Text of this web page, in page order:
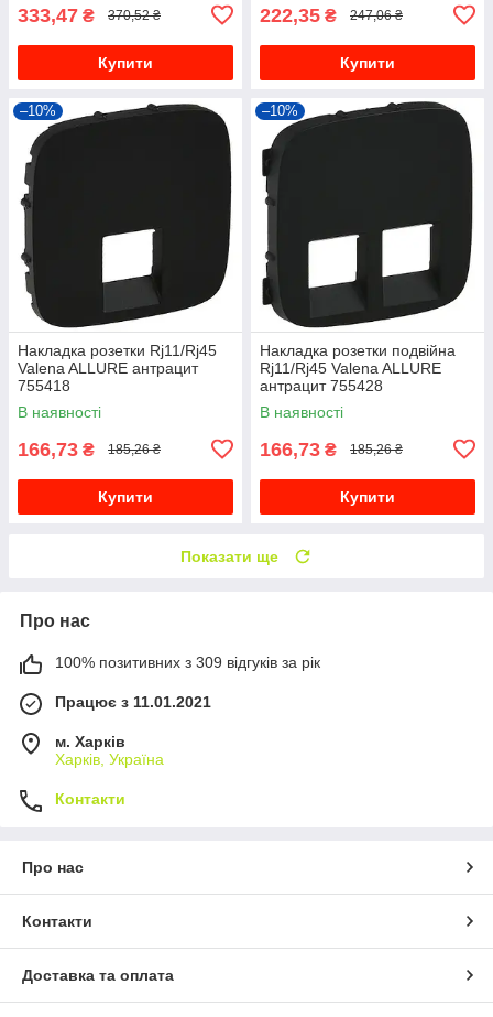
333,47 ₴ 370,52 ₴
Купити
222,35 ₴ 247,06 ₴
Купити
–10%
Накладка розетки Rj11/Rj45
Valena ALLURE антрацит
755418
В наявності
166,73 ₴ 185,26 ₴
Купити
–10%
Накладка розетки подвійна
Rj11/Rj45 Valena ALLURE
антрацит 755428
В наявності
166,73 ₴ 185,26 ₴
Купити
Показати ще
Про нас
100% позитивних з 309 відгуків за рік
Працює з 11.01.2021
м. Харків
Харків, Україна
Контакти
Про нас
Контакти
Доставка та оплата